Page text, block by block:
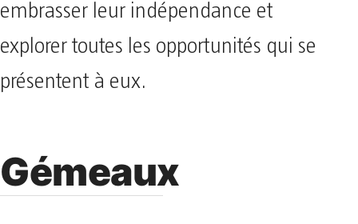
embrasser leur indépendance et
explorer toutes les opportunités qui se
présentent à eux.
Gémeaux